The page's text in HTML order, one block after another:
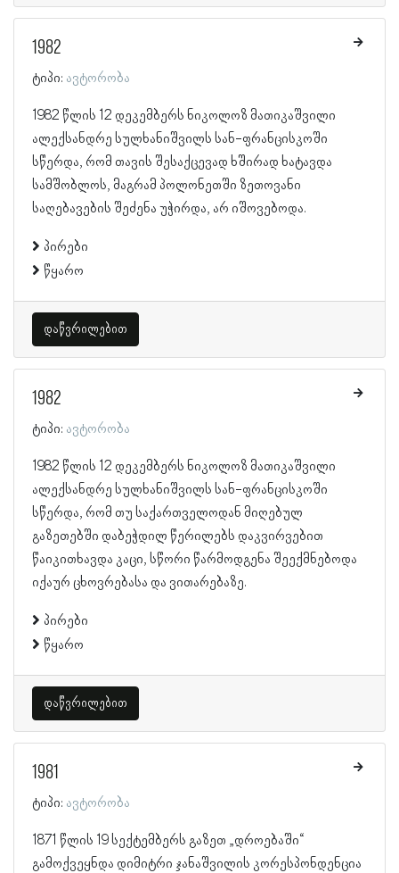
1982
ტიპი: ავტორობა
1982 წლის 12 დეკემბერს ნიკოლოზ მათიკაშვილი
ალექსანდრე სულხანიშვილს სან-ფრანცისკოში
სწერდა, რომ თავის შესაქცევად ხშირად ხატავდა
სამშობლოს, მაგრამ პოლონეთში ზეთოვანი
საღებავების შეძენა უჭირდა, არ იშოვებოდა.
პირები
წყარო
დაწვრილებით
1982
ტიპი: ავტორობა
1982 წლის 12 დეკემბერს ნიკოლოზ მათიკაშვილი
ალექსანდრე სულხანიშვილს სან-ფრანცისკოში
სწერდა, რომ თუ საქართველოდან მიღებულ
გაზეთებში დაბეჭდილ წერილებს დაკვირვებით
წაიკითხავდა კაცი, სწორი წარმოდგენა შეექმნებოდა
იქაურ ცხოვრებასა და ვითარებაზე.
პირები
წყარო
დაწვრილებით
1981
ტიპი: ავტორობა
1871 წლის 19 სექტემბერს გაზეთ „დროებაში“
გამოქვეყნდა დიმიტრი ჯანაშვილის კორესპონდენცია